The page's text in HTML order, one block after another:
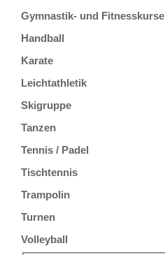
Gymnastik- und Fitnesskurse
Handball
Karate
Leichtathletik
Skigruppe
Tanzen
Tennis / Padel
Tischtennis
Trampolin
Turnen
Volleyball